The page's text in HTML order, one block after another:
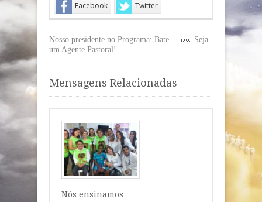
Facebook Twitter
Nosso presidente no Programa: Bate...
Seja
um Agente Pastoral!
Mensagens Relacionadas
Nós ensinamos